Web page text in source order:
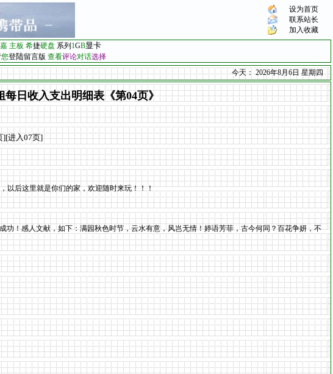
设为首页
联系站长
加入收藏
主板 希捷硬盘 系列 1GB显卡
您登陆留言版 查看评论对话选择
今天：2026年8月6日 星期四
日收入支出明细表《第04页》
][进入07页]
以后这里就是你们的家，欢迎随时来玩！！！
！感人文献，如下：满园秋色时节，云水有意，风岂无情！婷语芳菲，古今何同？百花争妍，不